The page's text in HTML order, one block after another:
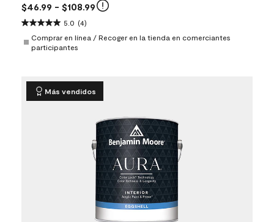
$46.99 - $108.99
5.0 (4)
Comprar en línea / Recoger en la tienda en comerciantes
participantes
Más vendidos